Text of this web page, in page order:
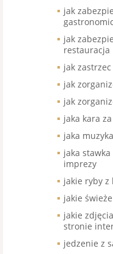
jak
jak
restauracja
jak
jak
jak
jaka kara
jaka
jaka
imprezy
jakie ryby z
jakie
jakie
stronie
jedzenie z